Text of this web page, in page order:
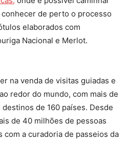
de perto o processo
elaborados com
Nacional e Merlot.
na venda de visitas guiadas e
redor do mundo, com mais de
de 160 países. Desde
de 40 milhões de pessoas
com a curadoria de passeios da